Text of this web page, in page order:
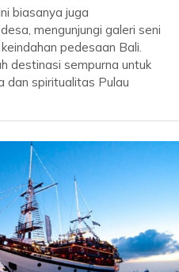
biasanya juga
mengunjungi galeri seni
pedesaan Bali.
destinasi sempurna untuk
dan spiritualitas Pulau